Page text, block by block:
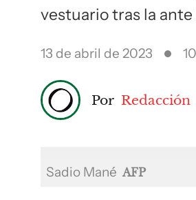
vestuario tras la
13 de abril de 2023
Por Redacción
Sadio Mané AFP